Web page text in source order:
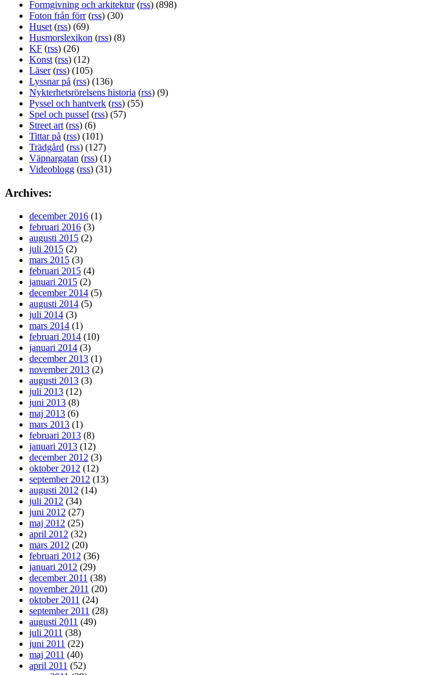
Formgivning och arkitektur(rss) (898)
Foton från förr(rss) (30)
Huset (rss) (69)
Husmorslexikon (rss) (8)
KF (rss) (26)
Konst (rss) (12)
Läser(rss) (105)
Lyssnar på (rss) (136)
Nykterhetsrörelsens historia (rss) (9)
Pyssel och hantverk (rss) (55)
Spel och pussel (rss) (57)
Street art (rss) (6)
Tittar på (rss) (101)
Trädgård (rss) (127)
Väpnargatan (rss) (1)
Videoblogg (rss) (31)
Archives:
december 2016 (1)
februari 2016 (3)
augusti 2015 (2)
juli 2015 (2)
mars 2015 (3)
februari 2015 (4)
januari 2015 (2)
december 2014 (5)
augusti 2014 (5)
juli 2014 (3)
mars 2014 (1)
februari 2014 (10)
januari 2014 (3)
december 2013 (1)
november 2013 (2)
augusti 2013 (3)
juli 2013 (12)
juni 2013 (8)
maj 2013 (6)
mars 2013 (1)
februari 2013 (8)
januari 2013 (12)
december 2012 (3)
oktober 2012 (12)
september 2012 (13)
augusti 2012 (14)
juli 2012 (34)
juni 2012 (27)
maj 2012 (25)
april 2012 (32)
mars 2012 (20)
februari 2012 (36)
januari 2012 (29)
december 2011 (38)
november 2011 (20)
oktober 2011 (24)
september 2011 (28)
augusti 2011 (49)
juli 2011 (38)
juni 2011 (22)
maj 2011 (40)
april 2011 (52)